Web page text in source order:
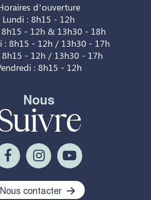
d’ouverture
Lundi : 8h15 - 12h
- 12h & 13h30 - 18h
: 8h15 - 12h / 13h30 - 17h
8h15 - 12h / 13h30 - 17h
: 8h15 - 12h
Nous
Nous contacter